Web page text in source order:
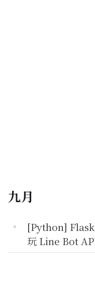
九月
[Python]
玩 Line Bot